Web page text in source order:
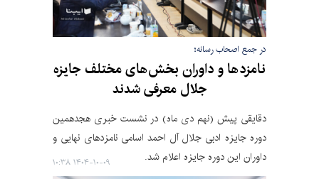
در جمع اصحاب رسانه؛
نامزدها و داوران بخش‌های مختلف جایزه
جلال معرفی شدند
دقایقی پیش (نهم دی ماه) در نشست خبری هجدهمین
دوره جایزه ادبی جلال آل احمد اسامی نامزدهای نهایی و
داوران این دوره جایزه اعلام شد.
۱۴۰۴-۱۰-۰۹ ۱۰:۳۸